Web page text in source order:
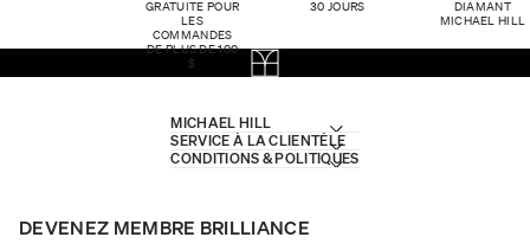
GRATUITE POUR
LES
COMMANDES
DE PLUS DE 100
$
30 JOURS
DIAMANT
MICHAEL HILL
MICHAEL HILL
SERVICE À LA CLIENTÈLE
CONDITIONS & POLITIQUES
DEVENEZ MEMBRE BRILLIANCE